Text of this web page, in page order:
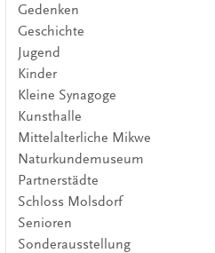
Gedenken
Geschichte
Jugend
Kinder
Kleine Synagoge
Kunsthalle
Mittelalterliche Mikwe
Naturkundemuseum
Partnerstädte
Schloss Molsdorf
Senioren
Sonderausstellung